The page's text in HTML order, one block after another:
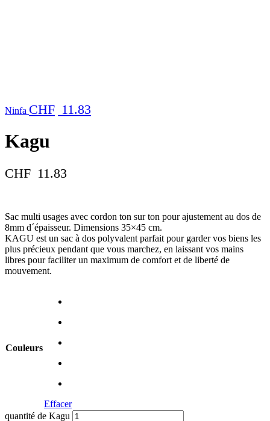
Ninfa CHF 11.83
Kagu
CHF 11.83
Sac multi usages avec cordon ton sur ton pour ajustement au dos de
8mm d´épaisseur. Dimensions 35×45 cm.
KAGU est un sac à dos polyvalent parfait pour garder vos biens les
plus précieux pendant que vous marchez, en laissant vos mains
libres pour faciliter un maximum de comfort et de liberté de
mouvement.
Couleurs
Effacer
quantité de Kagu